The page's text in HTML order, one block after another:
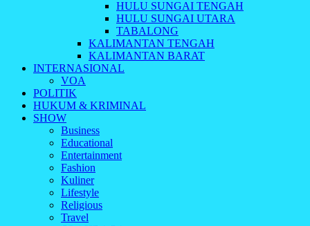
HULU SUNGAI TENGAH
HULU SUNGAI UTARA
TABALONG
KALIMANTAN TENGAH
KALIMANTAN BARAT
INTERNASIONAL
VOA
POLITIK
HUKUM & KRIMINAL
SHOW
Business
Educational
Entertainment
Fashion
Kuliner
Lifestyle
Religious
Travel